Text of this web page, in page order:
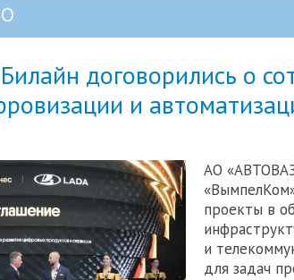
договорились о
и
АО
проекты в
и
для задач